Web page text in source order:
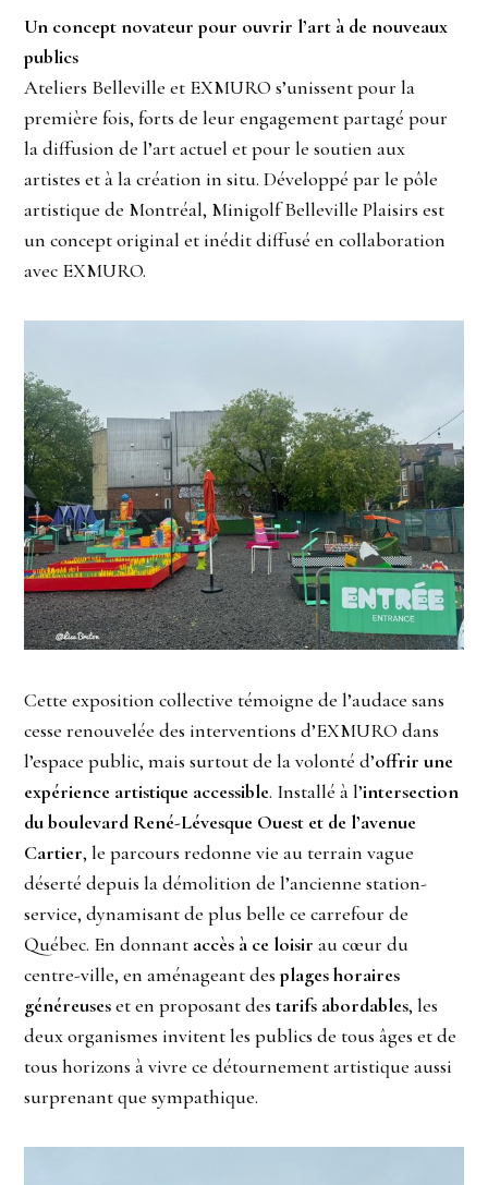
Un concept novateur pour ouvrir l’art à de nouveaux
publics
Ateliers Belleville et EXMURO s’unissent pour la
première fois, forts de leur engagement partagé pour
la diffusion de l’art actuel et pour le soutien aux
artistes et à la création in situ. Développé par le pôle
artistique de Montréal, Minigolf Belleville Plaisirs est
un concept original et inédit diffusé en collaboration
avec EXMURO.
Cette exposition collective témoigne de l’audace sans
cesse renouvelée des interventions d’EXMURO dans
l’espace public, mais surtout de la volonté d’offrir une
expérience artistique accessible. Installé à l’intersection
du boulevard René-Lévesque Ouest et de l’avenue
Cartier, le parcours redonne vie au terrain vague
déserté depuis la démolition de l’ancienne station-
service, dynamisant de plus belle ce carrefour de
Québec. En donnant accès à ce loisirau cœur du
centre-ville, en aménageant desplages horaires
généreuseset en proposant destarifs abordables, les
deux organismes invitent les publics de tous âges et de
tous horizons à vivre ce détournement artistique aussi
surprenant que sympathique.